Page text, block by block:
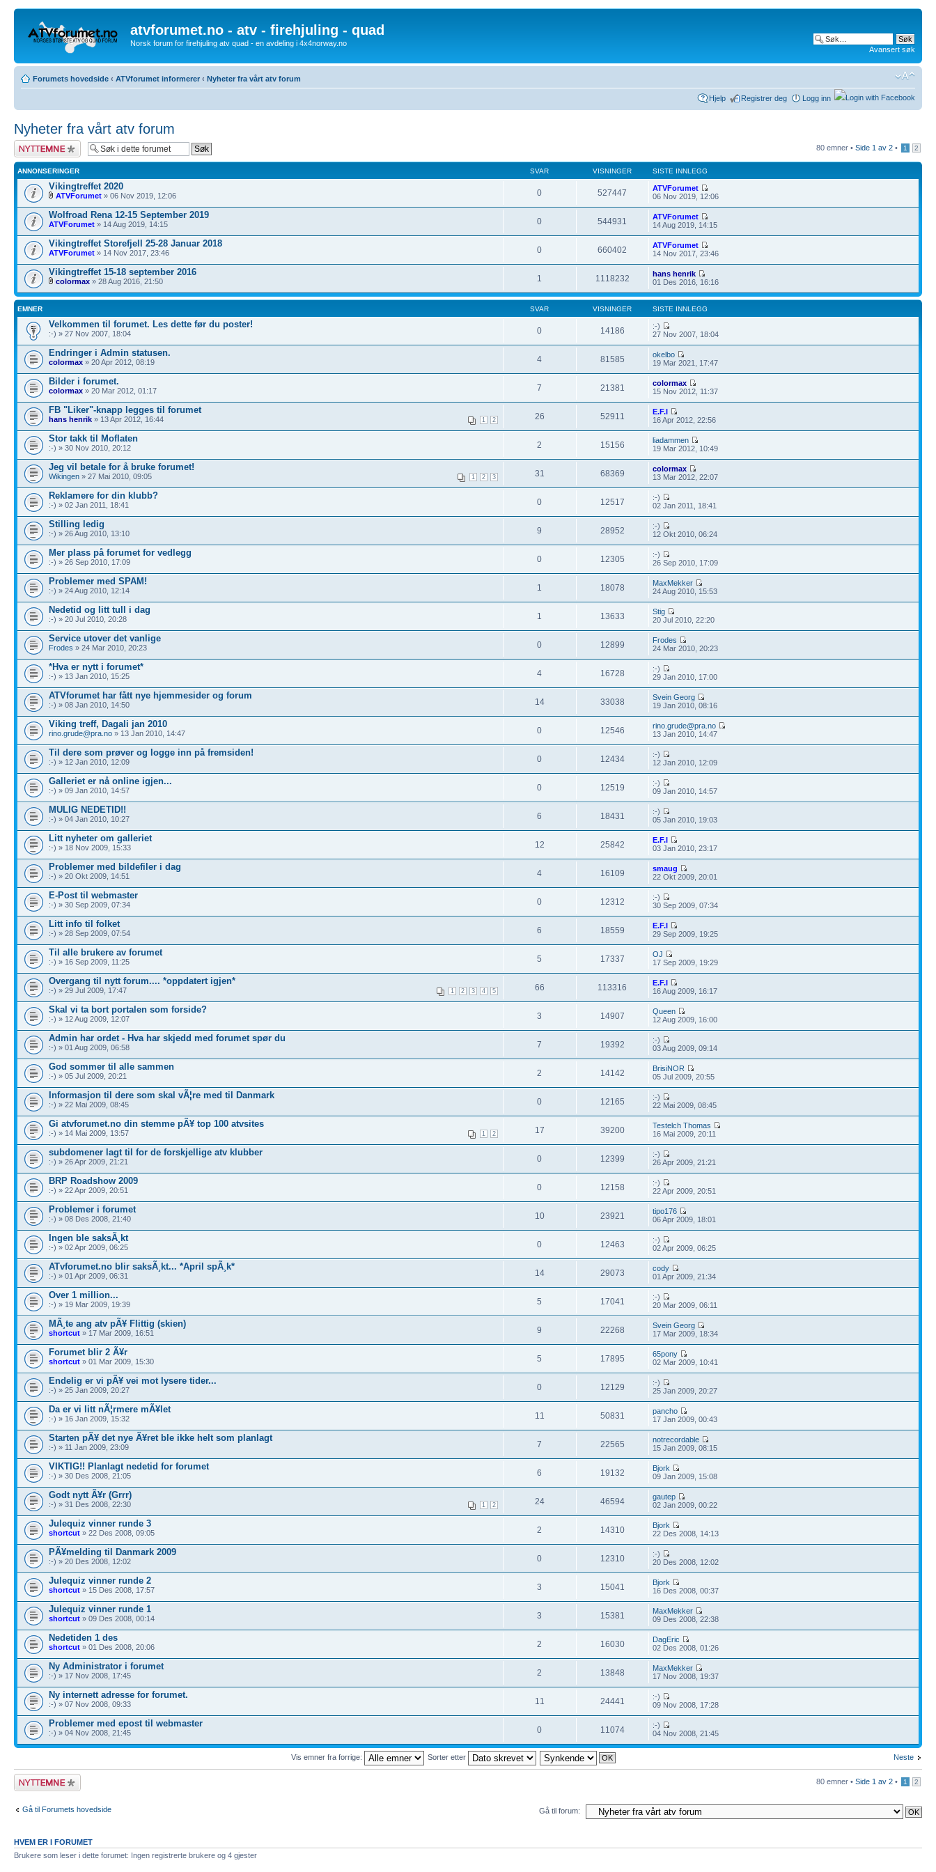
atvforumet.no - atv - firehjuling - quad
Norsk forum for firehjuling atv quad - en avdeling i 4x4norway.no
Avansert søk
Forumets hovedside ‹ ATVforumet informerer ‹ Nyheter fra vårt atv forum
Hjelp Registrer deg Logg inn
Nyheter fra vårt atv forum
Legg inn et nytt
emne
80 emner • Side 1 av 2 • 1 2
ANNONSERINGER SVAR VISNINGER SISTE INNLEGG
Vikingtreffet 2020
ATVForumet » 06 Nov 2019, 12:06 0 527447
ATVForumet
06 Nov 2019, 12:06
Wolfroad Rena 12-15 September 2019
ATVForumet » 14 Aug 2019, 14:15 0 544931
ATVForumet
14 Aug 2019, 14:15
Vikingtreffet Storefjell 25-28 Januar 2018
ATVForumet » 14 Nov 2017, 23:46 0 660402
ATVForumet
14 Nov 2017, 23:46
Vikingtreffet 15-18 september 2016
colormax » 28 Aug 2016, 21:50 1 1118232
hans henrik
01 Des 2016, 16:16
EMNER SVAR VISNINGER SISTE INNLEGG
Velkommen til forumet. Les dette før du poster!
:-) » 27 Nov 2007, 18:04 0 14186
:-)
27 Nov 2007, 18:04
Endringer i Admin statusen.
colormax » 20 Apr 2012, 08:19 4 81585
okelbo
19 Mar 2021, 17:47
Bilder i forumet.
colormax » 20 Mar 2012, 01:17 7 21381
colormax
15 Nov 2012, 11:37
FB "Liker"-knapp legges til forumet
1 2
hans henrik » 13 Apr 2012, 16:44 26 52911
E.F.I
16 Apr 2012, 22:56
Stor takk til Moflaten
:-) » 30 Nov 2010, 20:12 2 15156
liadammen
19 Mar 2012, 10:49
Jeg vil betale for å bruke forumet!
1 2 3
Wikingen » 27 Mai 2010, 09:05 31 68369
colormax
13 Mar 2012, 22:07
Reklamere for din klubb?
:-) » 02 Jan 2011, 18:41 0 12517
:-)
02 Jan 2011, 18:41
Stilling ledig
:-) » 26 Aug 2010, 13:10 9 28952
:-)
12 Okt 2010, 06:24
Mer plass på forumet for vedlegg
:-) » 26 Sep 2010, 17:09 0 12305
:-)
26 Sep 2010, 17:09
Problemer med SPAM!
:-) » 24 Aug 2010, 12:14 1 18078
MaxMekker
24 Aug 2010, 15:53
Nedetid og litt tull i dag
:-) » 20 Jul 2010, 20:28 1 13633
Stig
20 Jul 2010, 22:20
Service utover det vanlige
Frodes » 24 Mar 2010, 20:23 0 12899
Frodes
24 Mar 2010, 20:23
*Hva er nytt i forumet*
:-) » 13 Jan 2010, 15:25 4 16728
:-)
29 Jan 2010, 17:00
ATVforumet har fått nye hjemmesider og forum
:-) » 08 Jan 2010, 14:50 14 33038
Svein Georg
19 Jan 2010, 08:16
Viking treff, Dagali jan 2010
rino.grude@pra.no » 13 Jan 2010, 14:47 0 12546
rino.grude@pra.no
13 Jan 2010, 14:47
Til dere som prøver og logge inn på fremsiden!
:-) » 12 Jan 2010, 12:09 0 12434
:-)
12 Jan 2010, 12:09
Galleriet er nå online igjen...
:-) » 09 Jan 2010, 14:57 0 12519
:-)
09 Jan 2010, 14:57
MULIG NEDETID!!
:-) » 04 Jan 2010, 10:27 6 18431
:-)
05 Jan 2010, 19:03
Litt nyheter om galleriet
:-) » 18 Nov 2009, 15:33 12 25842
E.F.I
03 Jan 2010, 23:17
Problemer med bildefiler i dag
:-) » 20 Okt 2009, 14:51 4 16109
smaug
22 Okt 2009, 20:01
E-Post til webmaster
:-) » 30 Sep 2009, 07:34 0 12312
:-)
30 Sep 2009, 07:34
Litt info til folket
:-) » 28 Sep 2009, 07:54 6 18559
E.F.I
29 Sep 2009, 19:25
Til alle brukere av forumet
:-) » 16 Sep 2009, 11:25 5 17337
OJ
17 Sep 2009, 19:29
Overgang til nytt forum.... *oppdatert igjen*
1 2 3 4 5
:-) » 29 Jul 2009, 17:47 66 113316
E.F.I
16 Aug 2009, 16:17
Skal vi ta bort portalen som forside?
:-) » 12 Aug 2009, 12:07 3 14907
Queen
12 Aug 2009, 16:00
Admin har ordet - Hva har skjedd med forumet spør du
:-) » 01 Aug 2009, 06:58 7 19392
:-)
03 Aug 2009, 09:14
God sommer til alle sammen
:-) » 05 Jul 2009, 20:21 2 14142
BrisiNOR
05 Jul 2009, 20:55
Informasjon til dere som skal vÃ¦re med til Danmark
:-) » 22 Mai 2009, 08:45 0 12165
:-)
22 Mai 2009, 08:45
Gi atvforumet.no din stemme pÃ¥ top 100 atvsites
1 2
:-) » 14 Mai 2009, 13:57 17 39200
Testelch Thomas
16 Mai 2009, 20:11
subdomener lagt til for de forskjellige atv klubber
:-) » 26 Apr 2009, 21:21 0 12399
:-)
26 Apr 2009, 21:21
BRP Roadshow 2009
:-) » 22 Apr 2009, 20:51 0 12158
:-)
22 Apr 2009, 20:51
Problemer i forumet
:-) » 08 Des 2008, 21:40 10 23921
tipo176
06 Apr 2009, 18:01
Ingen ble saksÃ¸kt
:-) » 02 Apr 2009, 06:25 0 12463
:-)
02 Apr 2009, 06:25
ATvforumet.no blir saksÃ¸kt... *April spÃ¸k*
:-) » 01 Apr 2009, 06:31 14 29073
cody
01 Apr 2009, 21:34
Over 1 million...
:-) » 19 Mar 2009, 19:39 5 17041
:-)
20 Mar 2009, 06:11
MÃ¸te ang atv pÃ¥ Flittig (skien)
shortcut » 17 Mar 2009, 16:51 9 22268
Svein Georg
17 Mar 2009, 18:34
Forumet blir 2 Ã¥r
shortcut » 01 Mar 2009, 15:30 5 17895
65pony
02 Mar 2009, 10:41
Endelig er vi pÃ¥ vei mot lysere tider...
:-) » 25 Jan 2009, 20:27 0 12129
:-)
25 Jan 2009, 20:27
Da er vi litt nÃ¦rmere mÃ¥let
:-) » 16 Jan 2009, 15:32 11 50831
pancho
17 Jan 2009, 00:43
Starten pÃ¥ det nye Ã¥ret ble ikke helt som planlagt
:-) » 11 Jan 2009, 23:09 7 22565
notrecordable
15 Jan 2009, 08:15
VIKTIG!! Planlagt nedetid for forumet
:-) » 30 Des 2008, 21:05 6 19132
Bjork
09 Jan 2009, 15:08
Godt nytt Ã¥r (Grrr)
1 2
:-) » 31 Des 2008, 22:30 24 46594
gautep
02 Jan 2009, 00:22
Julequiz vinner runde 3
shortcut » 22 Des 2008, 09:05 2 14310
Bjork
22 Des 2008, 14:13
PÃ¥melding til Danmark 2009
:-) » 20 Des 2008, 12:02 0 12310
:-)
20 Des 2008, 12:02
Julequiz vinner runde 2
shortcut » 15 Des 2008, 17:57 3 15041
Bjork
16 Des 2008, 00:37
Julequiz vinner runde 1
shortcut » 09 Des 2008, 00:14 3 15381
MaxMekker
09 Des 2008, 22:38
Nedetiden 1 des
shortcut » 01 Des 2008, 20:06 2 16030
DagEric
02 Des 2008, 01:26
Ny Administrator i forumet
:-) » 17 Nov 2008, 17:45 2 13848
MaxMekker
17 Nov 2008, 19:37
Ny internett adresse for forumet.
:-) » 07 Nov 2008, 09:33 11 24441
:-)
09 Nov 2008, 17:28
Problemer med epost til webmaster
:-) » 04 Nov 2008, 21:45 0 11074
:-)
04 Nov 2008, 21:45
Neste
Vis emner fra forrige: Sorter etter
Legg inn et nytt
emne
80 emner • Side 1 av 2 • 1 2
Gå til Forumets hovedside Gå til forum:
HVEM ER I FORUMET
Brukere som leser i dette forumet: Ingen registrerte brukere og 4 gjester